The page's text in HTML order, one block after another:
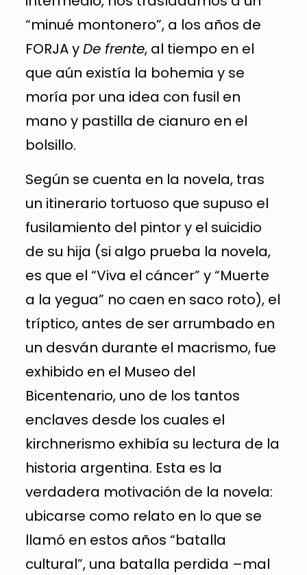
“minué montonero”, a los años de
FORJA yDe frente, al tiempo en el
que aún existía la bohemia y se
moría por una idea con fusil en
mano y pastilla de cianuro en el
bolsillo.
Según se cuenta en la novela, tras
un itinerario tortuoso que supuso el
fusilamiento del pintor y el suicidio
de su hija (si algo prueba la novela,
es que el “Viva el cáncer” y “Muerte
a la yegua” no caen en saco roto), el
tríptico, antes de ser arrumbado en
un desván durante el macrismo, fue
exhibido en el Museo del
Bicentenario, uno de los tantos
enclaves desde los cuales el
kirchnerismo exhibía su lectura de la
historia argentina. Esta es la
verdadera motivación de la novela:
ubicarse como relato en lo que se
llamó en estos años “batalla
cultural”, una batalla perdida –mal